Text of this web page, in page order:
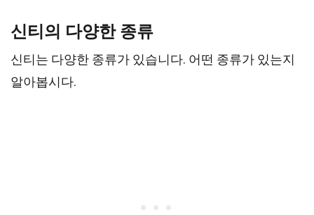
신티의 다양한 종류
신티는 다양한 종류가 있습니다. 어떤 종류가 있는지
알아봅시다.